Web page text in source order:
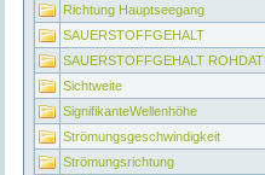
Richtung Hauptseegang
SAUERSTOFFGEHALT
SAUERSTOFFGEHALT
Sichtweite
SignifikanteWellenhöhe
Strömungsgeschwindigkeit
Strömungsrichtung